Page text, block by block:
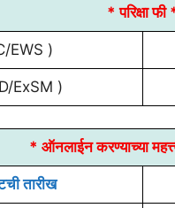
* परिक्षा फी
EWS )
ExSM )
* ऑनलाईन करण्याच्या
तारीख